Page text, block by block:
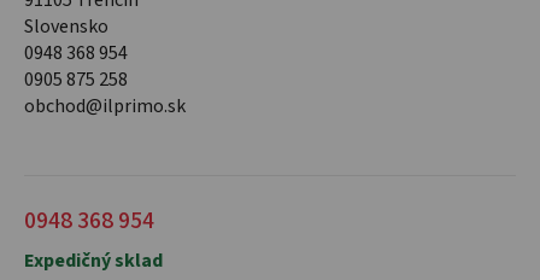
Slovensko
0948 368 954
0905 875 258
obchod@ilprimo.sk
0948 368 954
Expedičný sklad